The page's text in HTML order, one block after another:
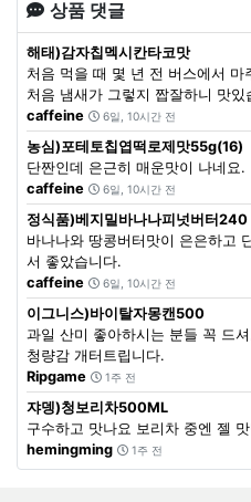
상품 댓글
해태)감자칩멕시칸타코맛
처음 먹을 때 몇 년 전 버스에서
처음 냄새가 그렇지 짭잘하니 맛있
caffeine
6일, 10시간 전
농심)포테토칩엽떡로제맛55g(16)
단짠인데 은근히 매운맛이 나네요.
caffeine
6일, 10시간 전
정식품)베지밀바나나피넛버터240
바나나와 땅콩버터맛이 은은하고
서 좋았습니다.
caffeine
6일, 10시간 전
이그니스)바이탈자몽캔500
과일 산미 좋아하시는 분들 꼭 드
청량감 개터트립니다.
Ripgame
1주 전
쟈뎅)청보리차500ML
구수하고 맛나요 보리차 중엔 젤
hemingming
1주 전